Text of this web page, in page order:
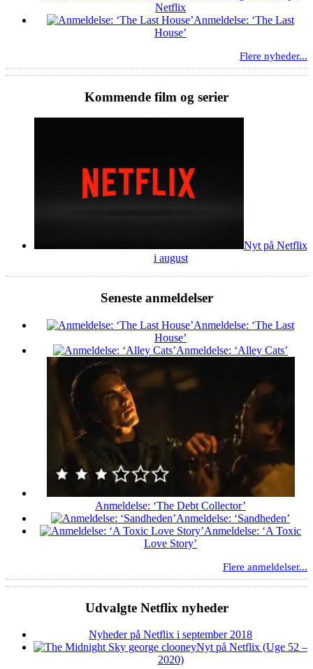
Netflix
Anmeldelse: ‘The Last
House’
Flere nyheder...
Kommende film og serier
Nyt på Netflix
i august
Seneste anmeldelser
Anmeldelse: ‘The Last
House’
Anmeldelse: ‘Alley Cats’
Anmeldelse: ‘The Debt Collector’
Anmeldelse: ‘Sandheden’
Anmeldelse: ‘A Toxic
Love Story’
Flere anmeldelser...
Udvalgte Netflix nyheder
Nyheder på Netflix i september 2018
Nyt på Netflix (Uge 52 –
2020)